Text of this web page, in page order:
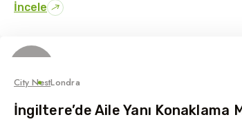
İncele
City NestLondra
İngiltere’de Aile Yanı Konaklama